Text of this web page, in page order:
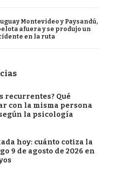
Montevideo y Paysandú,
afuera y se produjo un
en la ruta
recurrentes? Qué
con la misma persona
la psicología
hoy: cuánto cotiza la
9 de agosto de 2026 en